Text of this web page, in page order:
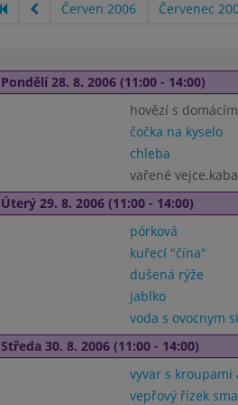
Červen 2006 Červenec
Pondělí 28. 8. 2006 (11:00 - 14:00)
hovězí s
čočka na kyselo
chleba
vařené
Úterý 29. 8. 2006 (11:00 - 14:00)
pórková
kuřecí "čína"
dušená rýže
jablko
voda s ovocnym
Středa 30. 8. 2006 (11:00 - 14:00)
vyvar s
vepřový řízek